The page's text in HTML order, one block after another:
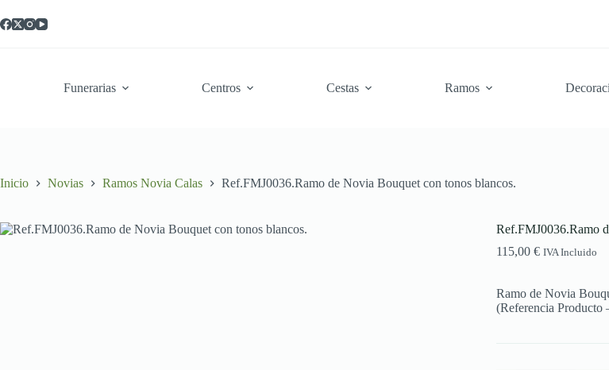
al
contenido
Funerarias Centros Cestas Ramos
Inicio Novias Ramos Novia Calas Ref.FMJ0036.Ramo de Novia Bouquet con tonos blancos.
Ref.FMJ0036.Ramo
115,00 € IVA Incluido
Ramo de Novia
(Referencia Producto